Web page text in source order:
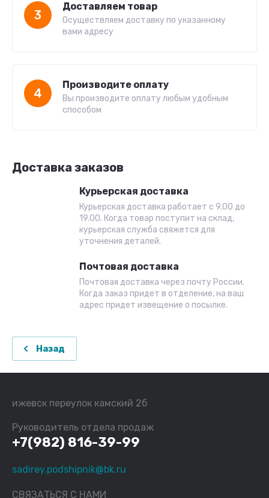
3
Доставляем товар
Осуществляем доставку по указанному
вами адресу
4
Производите оплату
Вы производите оплату любым удобным
способом
Доставка заказов
Курьерская доставка
Курьерская доставка работает с 9.00 до
19.00. Когда товар поступит на склад,
курьерская служба свяжется для
уточнения деталей.
Почтовая доставка
Почтовая доставка через почту России.
Когда заказ придет в отделение, на ваш
адрес придет извещение о посылке.
Назад
ижевск переулок камский 2б
Руководитель отдела продаж
+7(982) 816-39-99
sadirey.podshipnik@bk.ru
СВЯЗАТЬСЯ С НАМИ